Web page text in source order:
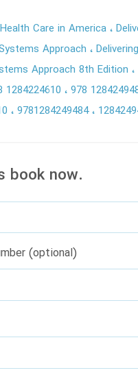
Care in America
Approach
Approach 8th Edition
1284224610
978
9781284249484
book now.
(optional)